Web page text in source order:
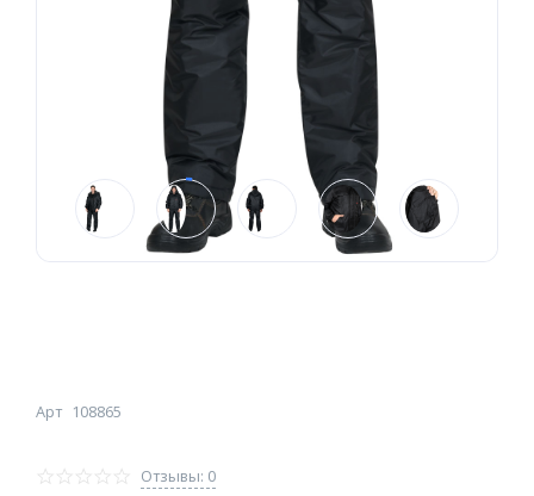
Арт 108865
Отзывы: 0